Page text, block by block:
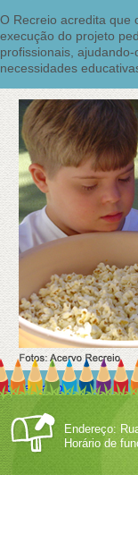
O Recreio acredita que
execução do projeto
profissionais,
necessidades
comentário
Endereço:
Horário de